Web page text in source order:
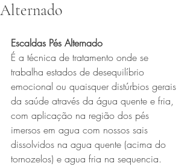
Alternado
Escaldas Pés Alternado
É a técnica de tratamento onde se
trabalha estados de desequilíbrio
emocional ou quaisquer distúrbios gerais
da saúde através da água quente e fria,
com aplicação na região dos pés
imersos em agua com nossos sais
dissolvidos na agua quente (acima do
tornozelos) e agua fria na sequencia.